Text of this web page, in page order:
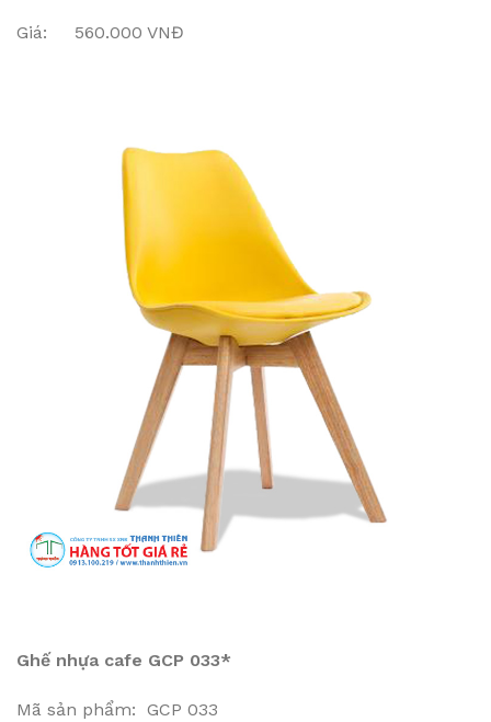
Giá: 560.000 VNĐ
Ghế nhựa cafe GCP 033*
Mã sản phẩm: GCP 033